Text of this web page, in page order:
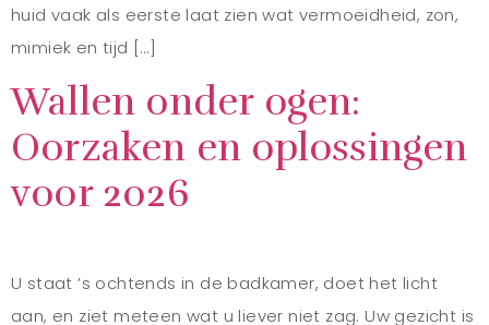
huid vaak als eerste laat zien wat vermoeidheid, zon,
mimiek en tijd […]
Wallen onder ogen:
Oorzaken en oplossingen
voor 2026
U staat ’s ochtends in de badkamer, doet het licht
aan, en ziet meteen wat u liever niet zag. Uw gezicht is